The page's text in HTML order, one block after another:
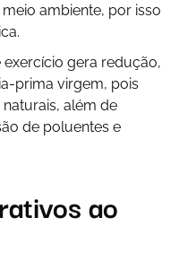
ambiente, por isso
exercício gera redução,
prima virgem, pois
além de
de poluentes e
ao